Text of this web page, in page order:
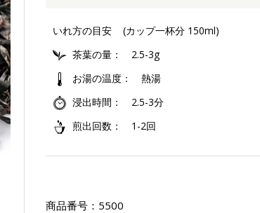
いれ方の目安
(カップ一杯分 150ml)
茶葉の量
2.5-3g
お湯の温度
熱湯
浸出時間
2.5-3分
煎出回数
1-2回
商品番号： 5500